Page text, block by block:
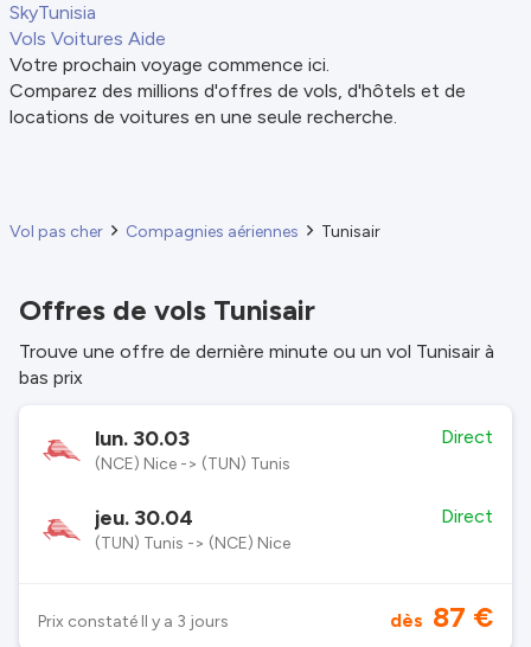
SkyTunisia
Vols Voitures Aide
Votre prochain voyage commence ici.
Comparez des millions d'offres de vols, d'hôtels et de
locations de voitures en une seule recherche.
Vol pas cher Compagnies aériennes Tunisair
Offres de vols Tunisair
Trouve une offre de dernière minute ou un vol Tunisair à
bas prix
lun. 30.03
(NCE) Nice -> (TUN) Tunis
Direct
jeu. 30.04
(TUN) Tunis -> (NCE) Nice
Direct
Prix constaté Il y a 3 jours dès 87 €